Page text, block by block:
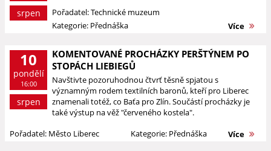
srpen
Pořadatel: Technické muzeum
Kategorie: Přednáška
Více
10
pondělí
16:00
srpen
KOMENTOVANÉ PROCHÁZKY PERŠTÝNEM PO
STOPÁCH LIEBIEGŮ
Navštivte pozoruhodnou čtvrť těsně spjatou s
významným rodem textilních baronů, kteří pro Liberec
znamenali totéž, co Baťa pro Zlín. Součástí procházky je
také výstup na věž "červeného kostela".
Pořadatel: Město Liberec
Kategorie: Přednáška Více